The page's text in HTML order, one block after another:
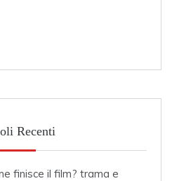
Recenti
finisce il film? trama e